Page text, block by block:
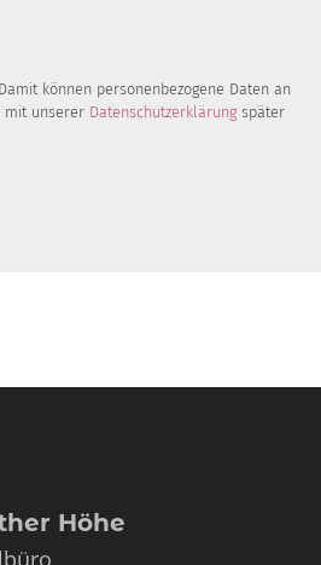
können personenbezogene Daten an
mit unserer Datenschutzerklärung später
Höhe